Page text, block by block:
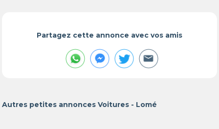
Partagez cette annonce avec vos amis
Autres petites annonces Voitures - Lomé